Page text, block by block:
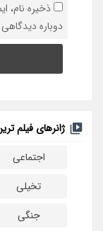
ذخیره نام،
دوباره
ژانرهای فیلم
اجتماعی
تخیلی
جنگی